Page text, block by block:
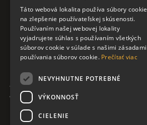
Táto webová lokalita používa súbory cookie
na zlepšenie používateľskej skúsenosti.
Používaním našej webovej lokality
vyjadrujete súhlas s používaním všetkých
súborov cookie v súlade s našimi zásadami
používania súborov cookie. Prečítať viac
NEVYHNUTNE POTREBNÉ
VÝKONNOSŤ
CIELENIE